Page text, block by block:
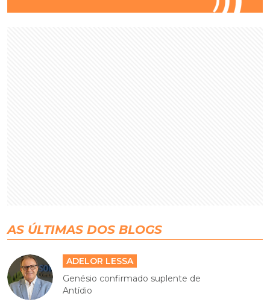
AS ÚLTIMAS DOS BLOGS
ADELOR LESSA
Genésio confirmado suplente de
Antídio